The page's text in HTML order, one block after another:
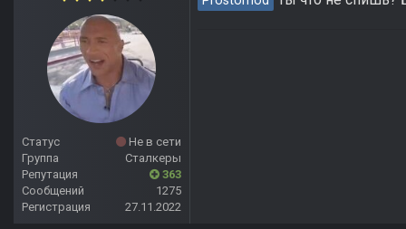
Статус
Не в сети
Группа
Сталкеры
Репутация
363
Сообщений
1275
Регистрация
27.11.2022